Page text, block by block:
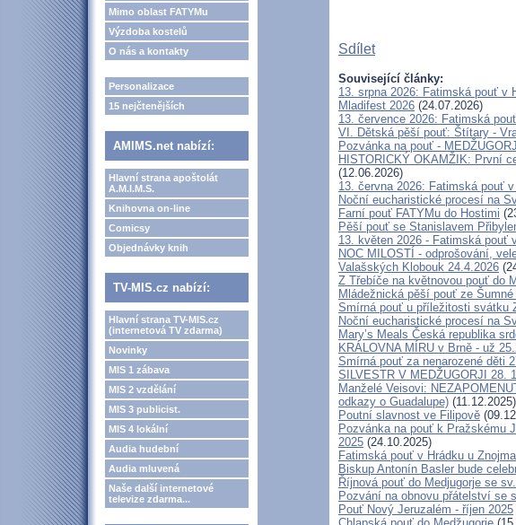
Mimo oblast FATYMu
Výzdoba kostelů
O nás a kontakty
Personalizace
15 nejčtenějších
AMIMS.net nabízí:
Hlavní strana apoštolát
A.M.I.M.S.
Knihovna on-line
Comicsy
Objednávky knih
TV-MIS.cz nabízí:
Hlavní strana TV-MIS.cz
(internetová TV zdarma)
Novinky
MIS 1 zábava
MIS 2 vzdělání
MIS 3 publicist.
MIS 4 lokální
Audia hudební
Audia mluvená
Naše další internetové
televize zdarma...
Sdílet
Související články:
13. srpna 2026: Fatimská pouť v
Mladifest 2026 (24.07.2026)
13. července 2026: Fatimská
VI. Dětská pěší pouť: Štítary -
Pozvánka na pouť -
HISTORICKÝ OKAMŽIK: První
(12.06.2026)
13. června 2026: Fatimská pouť
Noční eucharistické procesí na
Farní pouť FATYMu do Hostimi
Pěší pouť se Stanislavem
13. květen 2026 - Fatimská pouť
NOC MILOSTÍ - odprošování,
Valašských Klobouk 24.4.2026
Z Třebíče na květnovou pouť do
Mládežnická pěší pouť ze
Smírná pouť u příležitosti svátku
Noční eucharistické procesí na
Mary’s Meals Česká republika
KRÁLOVNA MÍRU v Brně - už
Smírná pouť za nenarozené děti
SILVESTR V MEDŽUGORJI 28.
Manželé Veisovi:
odkazy o Guadalupe) (11.12.2025)
Poutní slavnost ve Filipově
Pozvánka na pouť k Pražskému
2025 (24.10.2025)
Fatimská pouť v Hrádku u
Biskup Antonín Basler bude
Říjnová pouť do Medjugorje se
Pozvání na obnovu přátelství se
Pouť Nový Jeruzalém - říjen 2025